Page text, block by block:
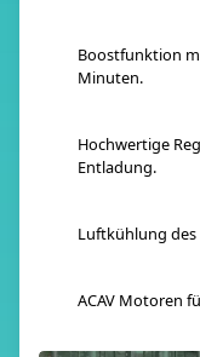
Boostfunktion
Minuten.
Hochwertige
Entladung.
Luftkühlung
ACAV Motoren